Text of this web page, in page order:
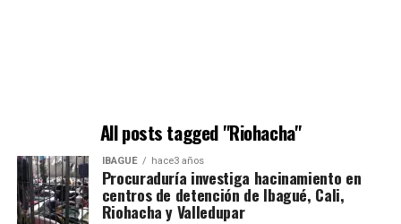
All posts tagged "Riohacha"
IBAGUÉ hace3 años
Procuraduría investiga hacinamiento en
centros de detención de Ibagué, Cali,
Riohacha y Valledupar